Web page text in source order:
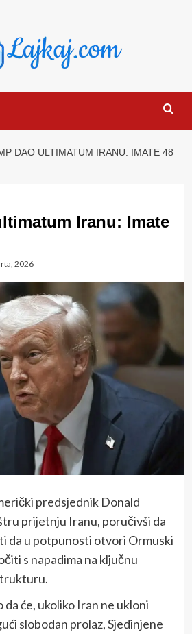
DAO ULTIMATUM IRANU: IMATE 48
Iranu: Imate
2026
predsjednik Donald
prijetnju Iranu, poručivši da
da u potpunosti otvori Ormuski
s napadima na ključnu
da će, ukoliko Iran ne ukloni
slobodan prolaz, Sjedinjene